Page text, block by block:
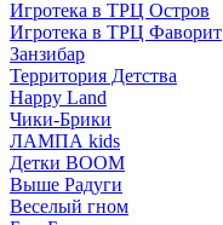
Игротека в ТРЦ Остров
Игротека в ТРЦ Фаворит
Занзибар
Территория Детства
Happy Land
Чики-Брики
ЛАМПА kids
Детки BOOM
Выше Радуги
Веселый гном